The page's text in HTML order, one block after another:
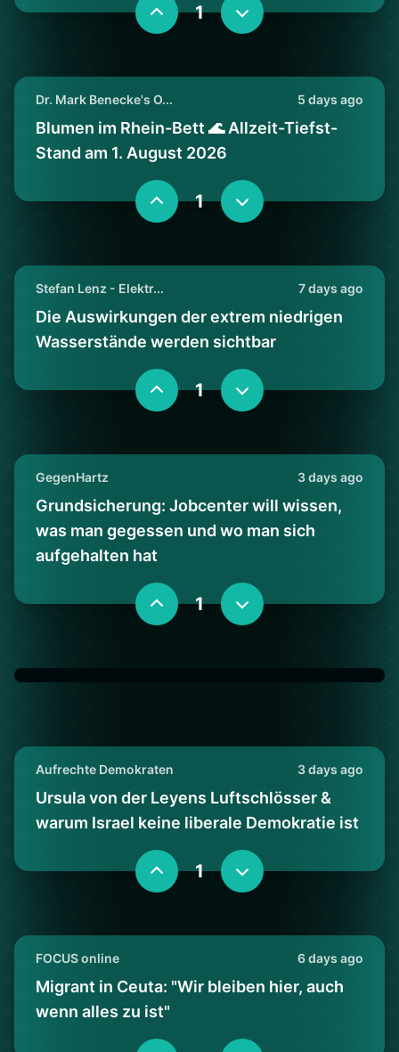
1
Dr. Mark Benecke's O... 5 days ago
Blumen im Rhein-Bett 🌊 Allzeit-Tiefst-
Stand am 1. August 2026
1
Stefan Lenz - Elektr... 7 days ago
Die Auswirkungen der extrem niedrigen
Wasserstände werden sichtbar
1
GegenHartz 3 days ago
Grundsicherung: Jobcenter will wissen,
was man gegessen und wo man sich
aufgehalten hat
1
Aufrechte Demokraten 3 days ago
Ursula von der Leyens Luftschlösser &
warum Israel keine liberale Demokratie ist
1
FOCUS online 6 days ago
Migrant in Ceuta: "Wir bleiben hier, auch
wenn alles zu ist"